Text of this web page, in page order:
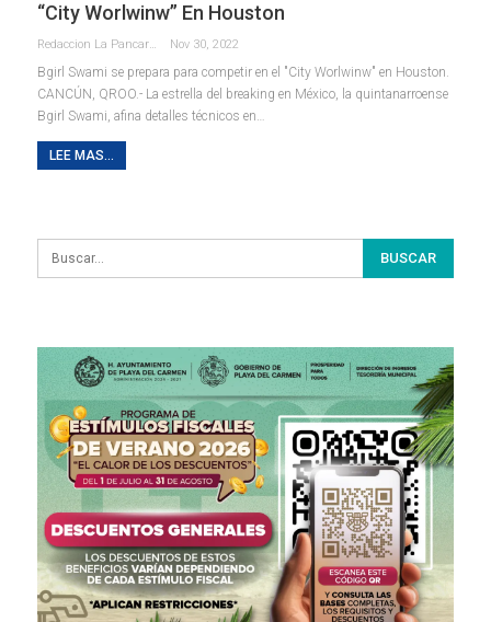
“City Worlwinw” En Houston
Redaccion La Pancarta De Quintana Roo Nov 30, 2022
Bgirl Swami se prepara para competir en el "City Worlwinw" en Houston.
CANCÚN, QROO.- La estrella del breaking en México, la quintanarroense
Bgirl Swami, afina detalles técnicos en…
LEE MAS...